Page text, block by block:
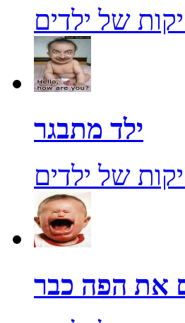
של ילדים
ילד מתבגר
של ילדים